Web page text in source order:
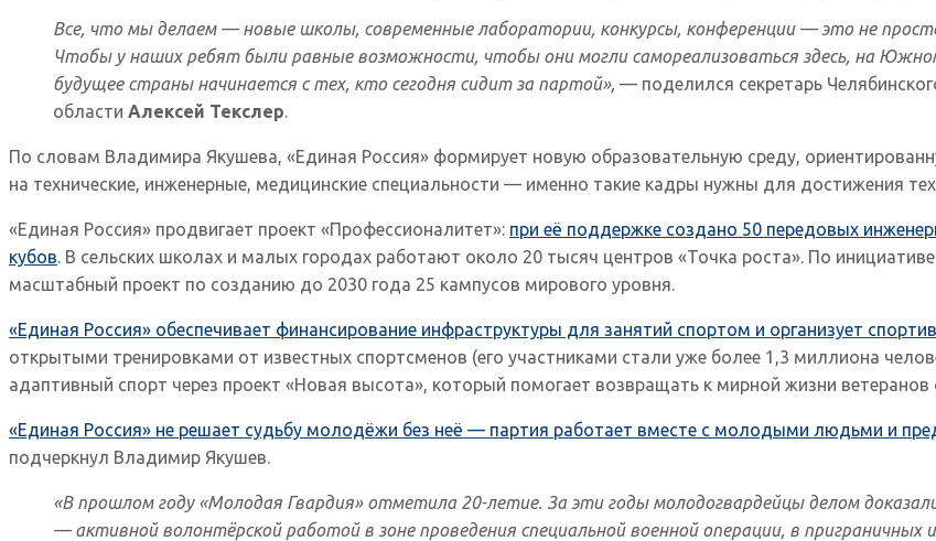
Все, что мы делаем — новые школы, современные лаборатории, конкурсы, конференции — это не
Чтобы у наших ребят были равные возможности, чтобы они могли самореализоваться здесь, на
будущее страны начинается с тех, кто сегодня сидит за партой», — поделился секретарь
области Алексей Текслер.
По словам Владимира Якушева, «Единая Россия» формирует новую образовательную среду,
на технические, инженерные, медицинские специальности — именно такие кадры нужны для достижения
«Единая Россия» продвигает проект «Профессионалитет»: при её поддержке создано 50 передовых
кубов. В сельских школах и малых городах работают около 20 тысяч центров «Точка роста». По
масштабный проект по созданию до 2030 года 25 кампусов мирового уровня.
«Единая Россия» обеспечивает финансирование инфраструктуры для занятий спортом и организует
открытыми тренировками от известных спортсменов (его участниками стали уже более 1,3 миллиона
адаптивный спорт через проект «Новая высота», который помогает возвращать к мирной жизни ветеранов
«Единая Россия» не решает судьбу молодёжи без неё — партия работает вместе с молодыми людьми и
подчеркнул Владимир Якушев.
«В прошлом году «Молодая Гвардия» отметила 20-летие. За эти годы молодогвардейцы делом
— активной волонтёрской работой в зоне проведения специальной военной операции, в